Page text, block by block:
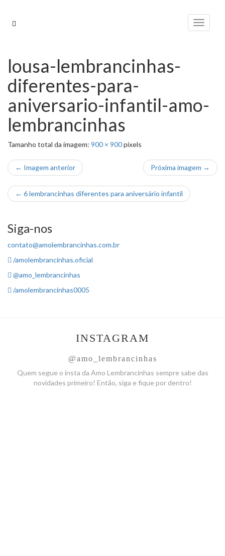
para
Alternar
lousa-lembrancinhas-
diferentes-para-
aniversario-infantil-amo-
lembrancinhas
Tamanho total da imagem: 900 × 900pixels
← Imagem anterior Próxima imagem →
← 6 lembrancinhas diferentes para aniversário infantil
Siga-nos
contato@amolembrancinhas.com.br
/amolembrancinhas.oficial
@amo_lembrancinhas
/amolembrancinhas0005
INSTAGRAM
@amo_lembrancinhas
Quem segue o insta da Amo Lembrancinhas sempre sabe das
novidades primeiro! Então, siga e fique por dentro!